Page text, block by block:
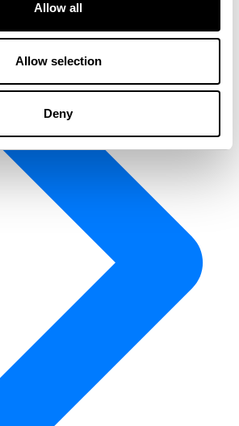
Allow all
Allow selection
Deny